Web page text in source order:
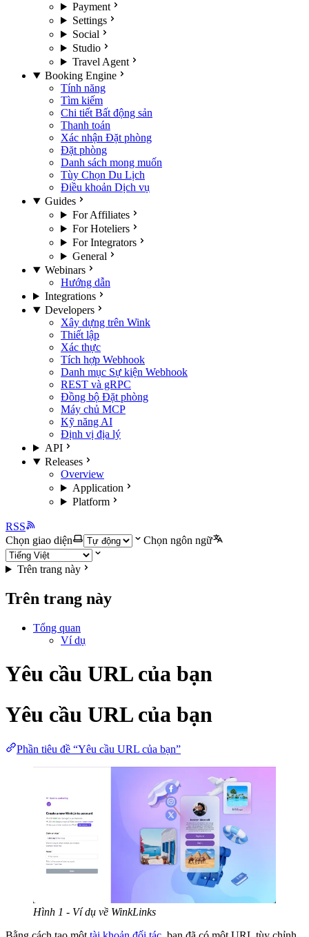
Payment
Settings
Social
Studio
Travel Agent
Booking Engine
Tính năng
Tìm kiếm
Chi tiết Bất động sản
Thanh toán
Xác nhận Đặt phòng
Đặt phòng
Danh sách mong muốn
Tùy Chọn Du Lịch
Điều khoản Dịch vụ
Guides
For Affiliates
For Hoteliers
For Integrators
General
Webinars
Hướng dẫn
Integrations
Developers
Xây dựng trên Wink
Thiết lập
Xác thực
Tích hợp Webhook
Danh mục Sự kiện Webhook
REST và gRPC
Đồng bộ Đặt phòng
Máy chủ MCP
Kỹ năng AI
Định vị địa lý
API
Releases
Overview
Application
Platform
RSS
Chọn giao diện
Chọn ngôn ngữ
Trên trang này
Trên trang này
Tổng quan
Ví dụ
Yêu cầu URL của bạn
Yêu cầu URL của bạn
Phần tiêu đề “Yêu cầu URL của bạn”
Hình 1 - Ví dụ về WinkLinks